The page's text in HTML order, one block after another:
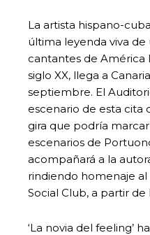
La artista hispano-
última leyenda viva
cantantes de América
siglo XX, llega a
septiembre. El
escenario de esta cita
gira que podría
escenarios de
acompañará a la
rindiendo homenaje
Social Club, a partir de
‘La novia del feeling’